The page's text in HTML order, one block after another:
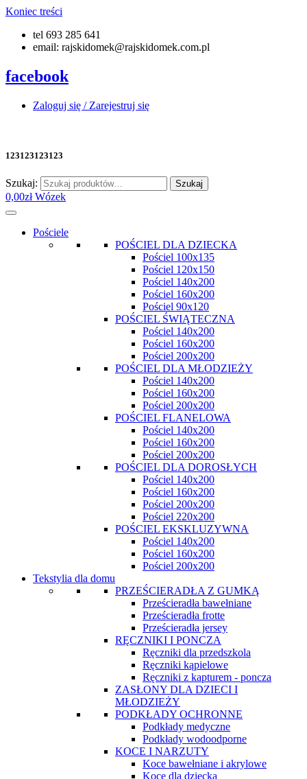
Koniec treści
tel 693 285 641
email: rajskidomek@rajskidomek.com.pl
facebook
Zaloguj się / Zarejestruj się
123123123123
Szukaj: Szukaj
0,00zł Wózek
Pościele
POŚCIEL DLA DZIECKA
Pościel 100x135
Pościel 120x150
Pościel 140x200
Pościel 160x200
Pościel 90x120
POŚCIEL ŚWIĄTECZNA
Pościel 140x200
Pościel 160x200
Pościel 200x200
POŚCIEL DLA MŁODZIEŻY
Pościel 140x200
Pościel 160x200
Pościel 200x200
POŚCIEL FLANELOWA
Pościel 140x200
Pościel 160x200
Pościel 200x200
POŚCIEL DLA DOROSŁYCH
Pościel 140x200
Pościel 160x200
Pościel 200x200
Pościel 220x200
POŚCIEL EKSKLUZYWNA
Pościel 140x200
Pościel 160x200
Pościel 200x200
Tekstylia dla domu
PRZEŚCIERADŁA Z GUMKĄ
Prześcieradła bawełniane
Prześcieradła frotte
Prześcieradła jersey
RĘCZNIKI I PONCZA
Ręczniki dla przedszkola
Ręczniki kąpielowe
Ręczniki z kapturem - poncza
ZASŁONY DLA DZIECI I
MŁODZIEŻY
PODKŁADY OCHRONNE
Podkłady medyczne
Podkłady wodoodporne
KOCE I NARZUTY
Koce bawełniane i akrylowe
Koce dla dziecka